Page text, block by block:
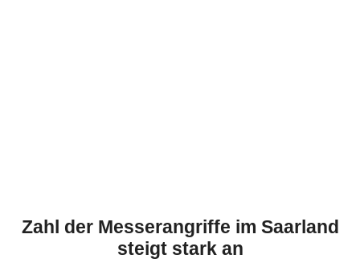
Zahl der Messerangriffe im Saarland
steigt stark an